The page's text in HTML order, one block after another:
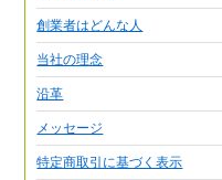
創業者はどんな人
当社の理念
沿革
メッセージ
特定商取引に基づく表示